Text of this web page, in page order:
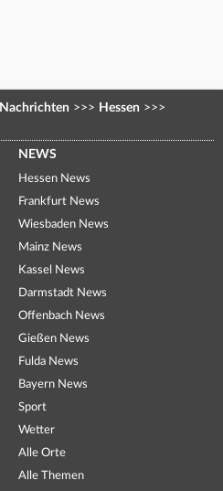
Nachrichten >>> Hessen >>>
NEWS
Hessen News
Frankfurt News
Wiesbaden News
Mainz News
Kassel News
Darmstadt News
Offenbach News
Gießen News
Fulda News
Bayern News
Sport
Wetter
Alle Orte
Alle Themen